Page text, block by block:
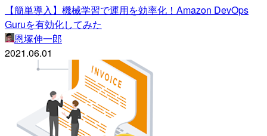
【簡単導入】機械学習で運用を効率化！Amazon DevOps
Guruを有効化してみた
恩塚伸一郎
2021.06.01